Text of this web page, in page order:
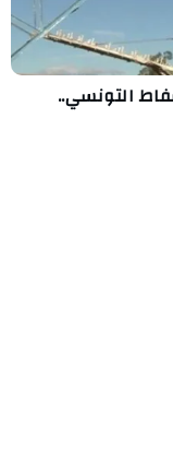
التونسي..